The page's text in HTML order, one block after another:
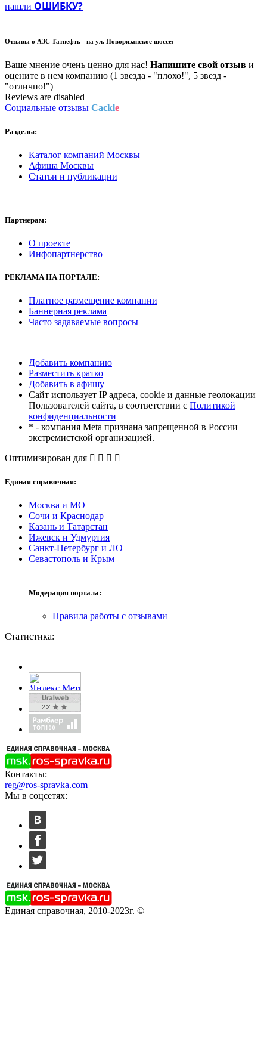
нашли ОШИБКУ?
Отзывы о АЗС Татнефть - на ул. Новорязанское шоссе:
Ваше мнение очень ценно для нас! Напишите свой отзыв и
оцените в нем компанию (1 звезда - "плохо!", 5 звезд -
"отлично!")
Reviews are disabled
Социальные отзывы Cackle
Разделы:
Каталог компаний Москвы
Афиша Москвы
Статьи и публикации
Партнерам:
О проекте
Инфопартнерство
РЕКЛАМАНА ПОРТАЛЕ:
Платное размещение компании
Баннерная реклама
Часто задаваемые вопросы
Добавить компанию
Разместить кратко
Добавить в афишу
Сайт использует IP адреса, cookie и данные геолокации
Пользователей сайта, в соответствии с Политикой
конфиденциальности
* - компания Meta признана запрещенной в России
экстремистской организацией.
Оптимизирован для
Единая справочная:
Москва и МО
Сочи и Краснодар
Казань и Татарстан
Ижевск и Удмуртия
Санкт-Петербург и ЛО
Севастополь и Крым
Модерация портала:
Правила работы с отзывами
Статистика:
Контакты:
reg@ros-spravka.com
Мы в соцсетях:
Единая справочная, 2010-2023г. ©